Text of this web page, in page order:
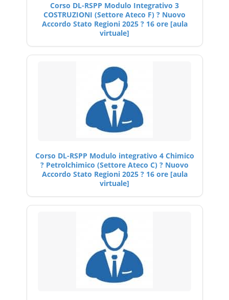
Corso DL-RSPP Modulo Integrativo 3
COSTRUZIONI (Settore Ateco F) ? Nuovo
Accordo Stato Regioni 2025 ? 16 ore [aula
virtuale]
Corso DL-RSPP Modulo integrativo 4 Chimico
? Petrolchimico (Settore Ateco C) ? Nuovo
Accordo Stato Regioni 2025 ? 16 ore [aula
virtuale]